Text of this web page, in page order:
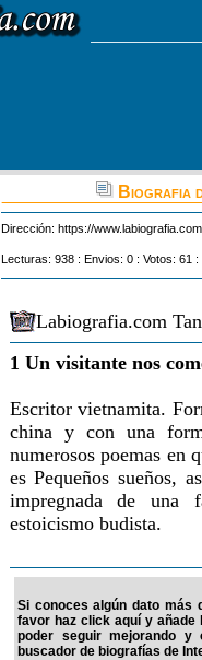
Biografia
Dirección: https://
Lecturas: 938 : Envios: 0 : Votos: 61
Labiografia.com
1 Un visitante nos
Escritor vietnamita.
china y con una
numerosos poemas en
es Pequeños sueños,
impregnada de una
estoicismo budista.
Si conoces algún dato más
favor haz click aquí y
poder seguir mejorando y
buscador de biografías de